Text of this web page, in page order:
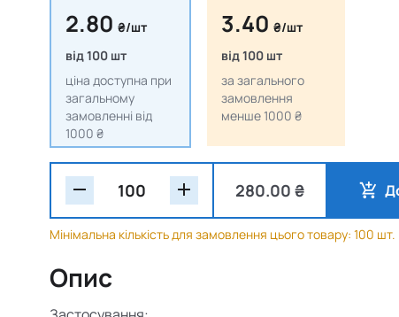
2.80₴/шт
від 100 шт
ціна доступна при
загальному
замовленні від
1000 ₴
3.40₴/шт
від 100 шт
за загального
замовлення
менше 1000 ₴
280.00 ₴
Мінімальна кількість для замовлення цього товару: 100 шт.
Опис